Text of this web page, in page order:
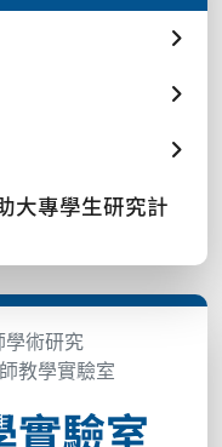
大專學生研究計
學術研究
教學實驗室
實驗室